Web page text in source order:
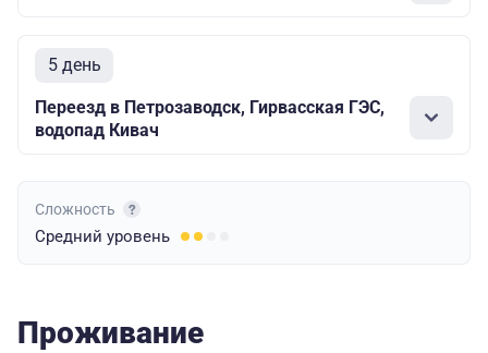
5 день
Переезд в Петрозаводск, Гирвасская ГЭС,
водопад Кивач
Сложность
Средний уровень
Проживание